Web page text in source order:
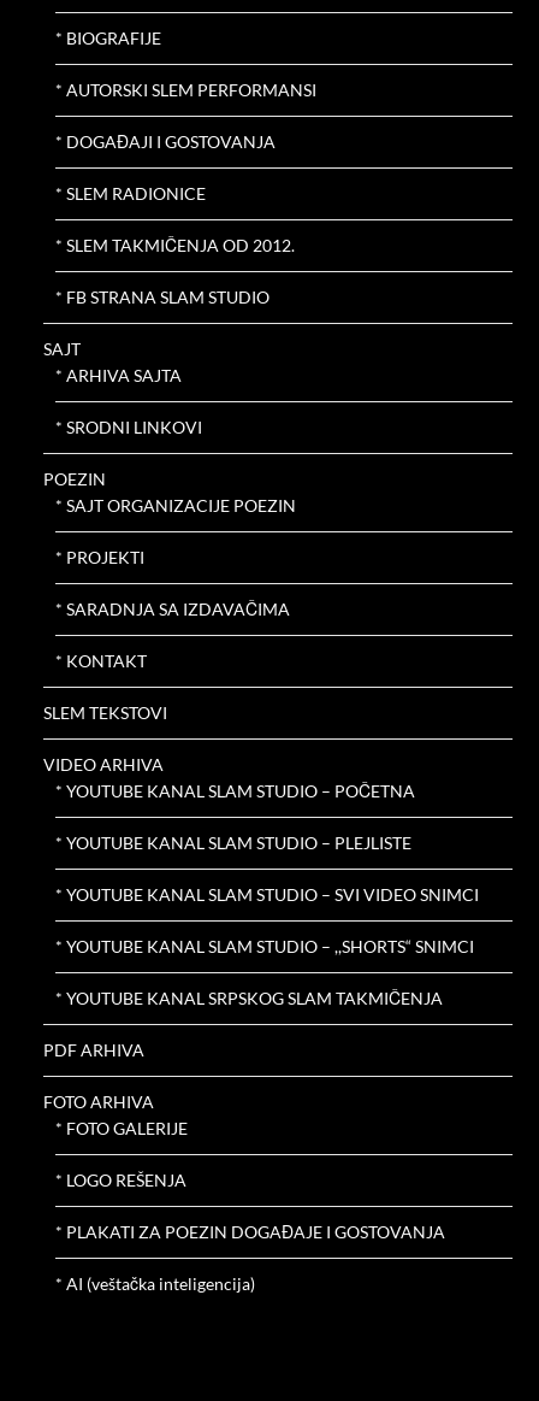
* BIOGRAFIJE
* AUTORSKI SLEM PERFORMANSI
* DOGAĐAJI I GOSTOVANJA
* SLEM RADIONICE
* SLEM TAKMIČENJA OD 2012.
* FB STRANA SLAM STUDIO
SAJT
* ARHIVA SAJTA
* SRODNI LINKOVI
POEZIN
* SAJT ORGANIZACIJE POEZIN
* PROJEKTI
* SARADNJA SA IZDAVAČIMA
* KONTAKT
SLEM TEKSTOVI
VIDEO ARHIVA
* YOUTUBE KANAL SLAM STUDIO – POČETNA
* YOUTUBE KANAL SLAM STUDIO – PLEJLISTE
* YOUTUBE KANAL SLAM STUDIO – SVI VIDEO SNIMCI
* YOUTUBE KANAL SLAM STUDIO – ,,SHORTS“ SNIMCI
* YOUTUBE KANAL SRPSKOG SLAM TAKMIČENJA
PDF ARHIVA
FOTO ARHIVA
* FOTO GALERIJE
* LOGO REŠENJA
* PLAKATI ZA POEZIN DOGAĐAJE I GOSTOVANJA
* AI (veštačka inteligencija)